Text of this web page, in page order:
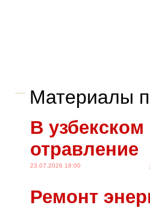
Материалы
В
отравление
23.07.2026 18:00
Ремонт